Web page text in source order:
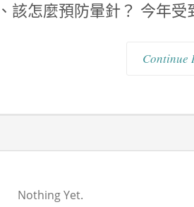
該怎麼預防暈針？ 今年
Continue
Nothing Yet.